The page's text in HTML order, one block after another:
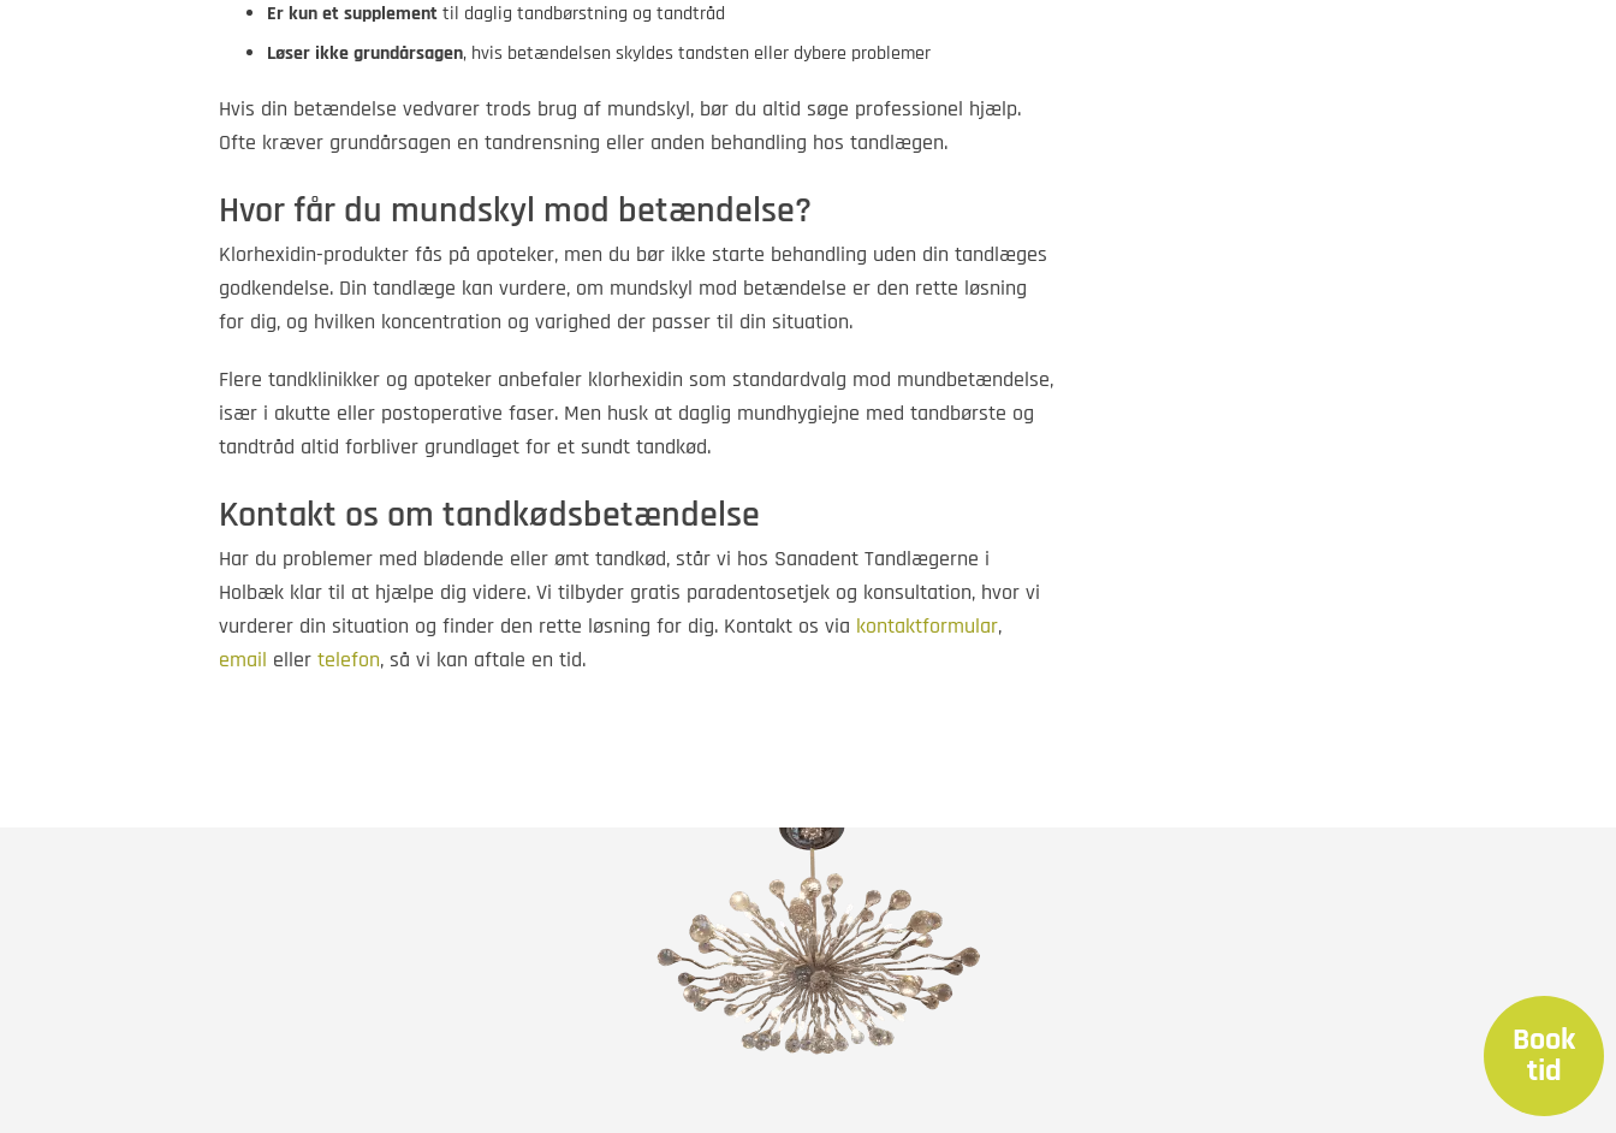
Book
tid
Er kun et supplementtil daglig tandbørstning og tandtråd
Løser ikke grundårsagen, hvis betændelsen skyldes tandsten eller dybere problemer
Hvis din betændelse vedvarer trods brug af mundskyl, bør du altid søge professionel hjælp.
Ofte kræver grundårsagen en tandrensning eller anden behandling hos tandlægen.
Hvor får du mundskyl mod betændelse?
Klorhexidin-produkter fås på apoteker, men du bør ikke starte behandling uden din tandlæges
godkendelse. Din tandlæge kan vurdere, om mundskyl mod betændelse er den rette løsning
for dig, og hvilken koncentration og varighed der passer til din situation.
Flere tandklinikker og apoteker anbefaler klorhexidin som standardvalg mod mundbetændelse,
især i akutte eller postoperative faser. Men husk at daglig mundhygiejne med tandbørste og
tandtråd altid forbliver grundlaget for et sundt tandkød.
Kontakt os om tandkødsbetændelse
Har du problemer med blødende eller ømt tandkød, står vi hos Sanadent Tandlægerne i
Holbæk klar til at hjælpe dig videre. Vi tilbyder gratis paradentosetjek og konsultation, hvor vi
vurderer din situation og finder den rette løsning for dig. Kontakt os via kontaktformular,
email eller telefon, så vi kan aftale en tid.